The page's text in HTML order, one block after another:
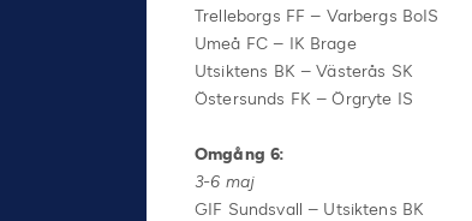
Trelleborgs FF – Varbergs BoIS
Umeå FC – IK Brage
Utsiktens BK – Västerås SK
Östersunds FK – Örgryte IS
Omgång 6:
3-6 maj
GIF Sundsvall – Utsiktens BK